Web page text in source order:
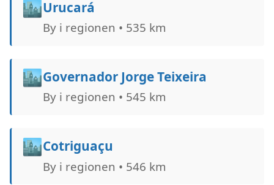
🏙️Urucará
By i regionen • 535 km
🏙️Governador Jorge Teixeira
By i regionen • 545 km
🏙️Cotriguaçu
By i regionen • 546 km